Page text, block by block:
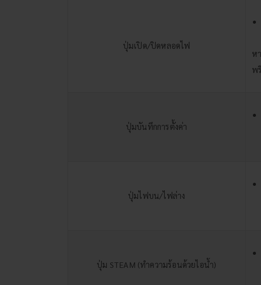
ปุ่มเปิด/ปิดหลอดไฟ
ห
พ
ปุ่มบันทึกการตั้งค่า
ปุ่มไฟบน/ไฟล่าง
ปุ่ม STEAM (ทำความร้อนด้วยไอน้ำ)